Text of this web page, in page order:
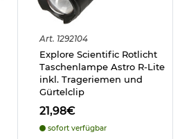
Art. 1292104
Explore Scientific Rotlicht
Taschenlampe Astro R-Lite
inkl. Trageriemen und
Gürtelclip
21,98€
sofort verfügbar